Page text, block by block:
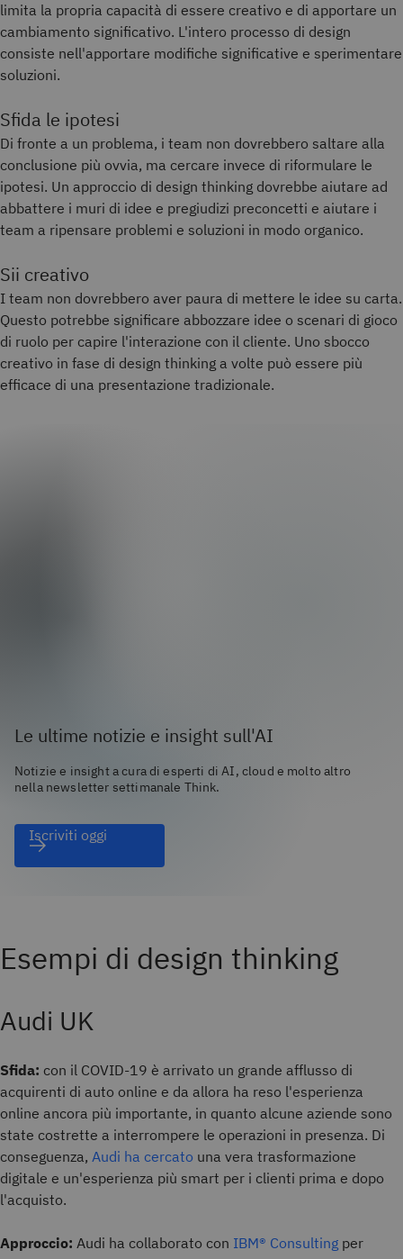
limita la propria capacità di essere creativo e di apportare un
cambiamento significativo. L'intero processo di design
consiste nell'apportare modifiche significative e sperimentare
soluzioni.
Sfida le ipotesi
Di fronte a un problema, i team non dovrebbero saltare alla
conclusione più ovvia, ma cercare invece di riformulare le
ipotesi. Un approccio di design thinking dovrebbe aiutare ad
abbattere i muri di idee e pregiudizi preconcetti e aiutare i
team a ripensare problemi e soluzioni in modo organico.
Sii creativo
I team non dovrebbero aver paura di mettere le idee su carta.
Questo potrebbe significare abbozzare idee o scenari di gioco
di ruolo per capire l'interazione con il cliente. Uno sbocco
creativo in fase di design thinking a volte può essere più
efficace di una presentazione tradizionale.
Le ultime notizie e insight sull'AI
Notizie e insight a cura di esperti di AI, cloud e molto altro
nella newsletter settimanale Think.
Iscriviti oggi
Esempi di design thinking
Audi UK
Sfida: con il COVID-19 è arrivato un grande afflusso di
acquirenti di auto online e da allora ha reso l'esperienza
online ancora più importante, in quanto alcune aziende sono
state costrette a interrompere le operazioni in presenza. Di
conseguenza, Audi ha cercato una vera trasformazione
digitale e un'esperienza più smart per i clienti prima e dopo
l'acquisto.
Approccio: Audi ha collaborato con IBM® Consulting per